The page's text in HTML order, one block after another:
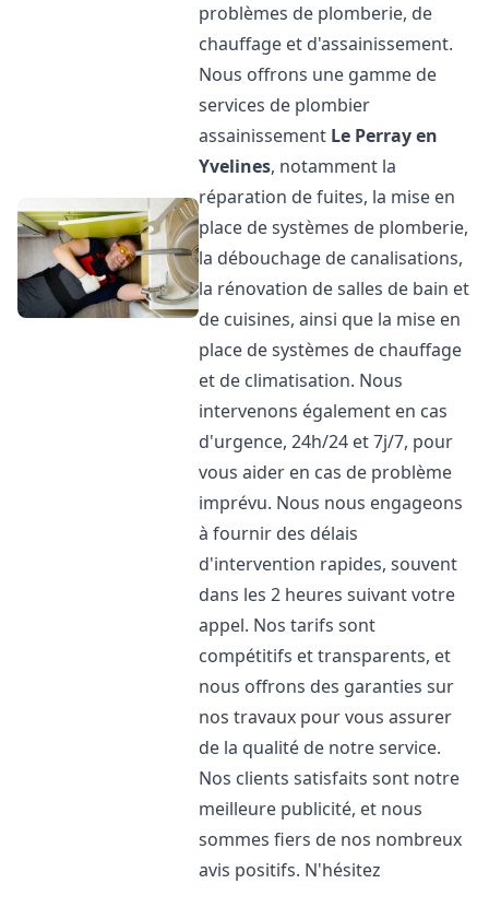
problèmes de plomberie, de
chauffage et d'assainissement.
Nous offrons une gamme de
services de plombier
assainissement Le Perray en
Yvelines, notamment la
réparation de fuites, la mise en
place de systèmes de plomberie,
la débouchage de canalisations,
la rénovation de salles de bain et
de cuisines, ainsi que la mise en
place de systèmes de chauffage
et de climatisation. Nous
intervenons également en cas
d'urgence, 24h/24 et 7j/7, pour
vous aider en cas de problème
imprévu. Nous nous engageons
à fournir des délais
d'intervention rapides, souvent
dans les 2 heures suivant votre
appel. Nos tarifs sont
compétitifs et transparents, et
nous offrons des garanties sur
nos travaux pour vous assurer
de la qualité de notre service.
Nos clients satisfaits sont notre
meilleure publicité, et nous
sommes fiers de nos nombreux
avis positifs. N'hésitez